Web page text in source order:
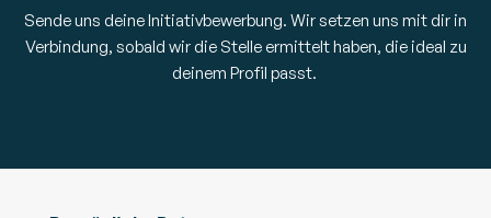
Sende uns deine Initiativbewerbung. Wir setzen uns mit dir in
Verbindung, sobald wir die Stelle ermittelt haben, die ideal zu
deinem Profil passt.